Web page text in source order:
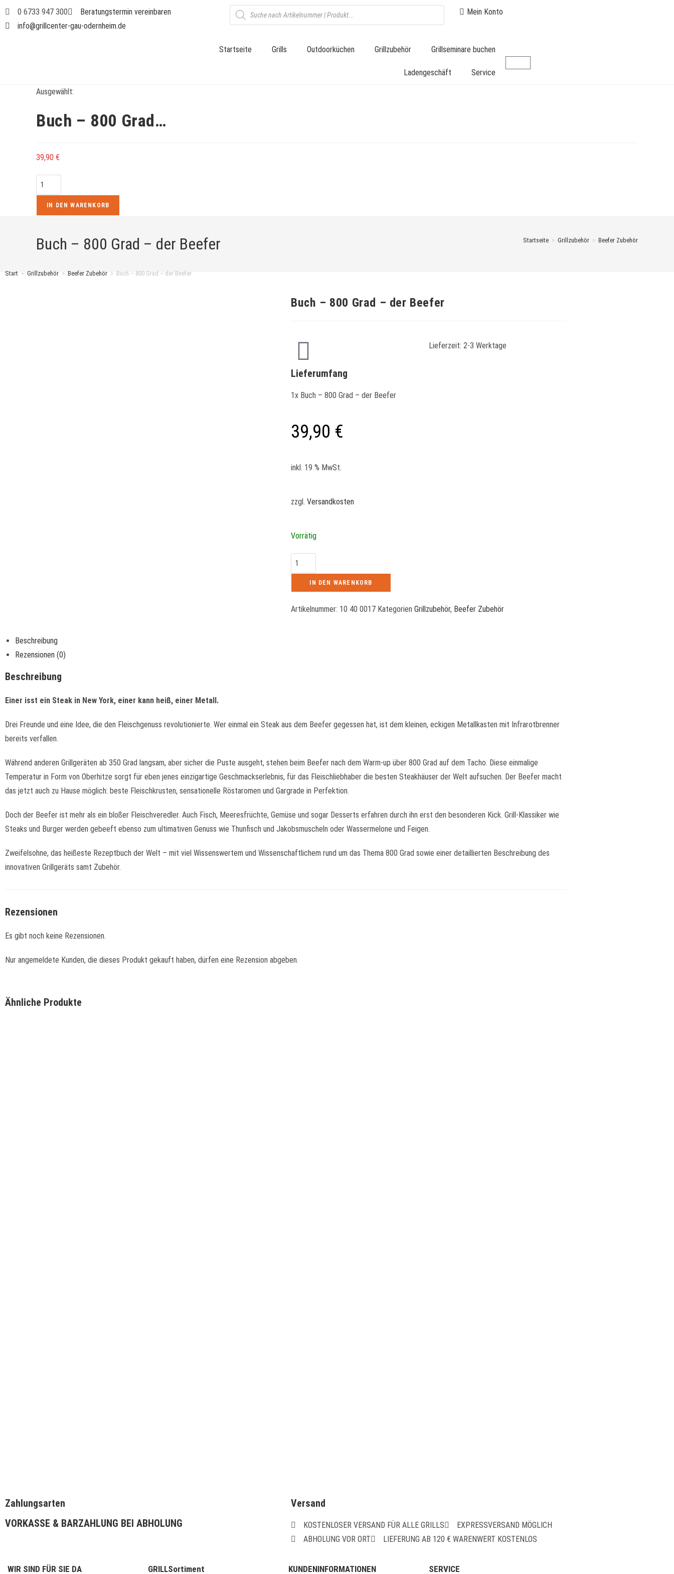
0 6733 947 300
Beratungstermin vereinbaren
info@grillcenter-gau-odernheim.de
Mein Konto
Startseite Grills Outdoorküchen Grillzubehör Grillseminare buchen
Ladengeschäft
Service
Ausgewählt:
Buch – 800 Grad…
39,90 €
IN DEN WARENKORB
Buch – 800 Grad – der Beefer Startseite > Grillzubehör > Beefer Zubehör
Start > Grillzubehör > Beefer Zubehör > Buch – 800 Grad – der Beefer
Buch – 800 Grad – der Beefer
Lieferzeit: 2-3 Werktage
Lieferumfang
1x Buch – 800 Grad – der Beefer
39,90 €
inkl. 19 % MwSt.
zzgl. Versandkosten
Vorrätig
IN DEN WARENKORB
Artikelnummer: 10 40 0017 Kategorien Grillzubehör, Beefer Zubehör
Beschreibung
Rezensionen (0)
Beschreibung
Einer isst ein Steak in New York, einer kann heiß, einer Metall.
Drei Freunde und eine Idee, die den Fleischgenuss revolutionierte. Wer einmal ein Steak aus dem Beefer gegessen hat, ist dem kleinen, eckigen Metallkasten mit Infrarotbrenner
bereits verfallen.
Während anderen Grillgeräten ab 350 Grad langsam, aber sicher die Puste ausgeht, stehen beim Beefer nach dem Warm-up über 800 Grad auf dem Tacho. Diese einmalige
Temperatur in Form von Oberhitze sorgt für eben jenes einzigartige Geschmackserlebnis, für das Fleischliebhaber die besten Steakhäuser der Welt aufsuchen. Der Beefer macht
das jetzt auch zu Hause möglich: beste Fleischkrusten, sensationelle Röstaromen und Gargrade in Perfektion.
Doch der Beefer ist mehr als ein bloßer Fleischveredler. Auch Fisch, Meeresfrüchte, Gemüse und sogar Desserts erfahren durch ihn erst den besonderen Kick. Grill-Klassiker wie
Steaks und Burger werden gebeeft ebenso zum ultimativen Genuss wie Thunfisch und Jakobsmuscheln oder Wassermelone und Feigen.
Zweifelsohne, das heißeste Rezeptbuch der Welt – mit viel Wissenswertem und Wissenschaftlichem rund um das Thema 800 Grad sowie einer detaillierten Beschreibung des
innovativen Grillgeräts samt Zubehör.
Rezensionen
Es gibt noch keine Rezensionen.
Nur angemeldete Kunden, die dieses Produkt gekauft haben, dürfen eine Rezension abgeben.
Ähnliche Produkte
Zahlungsarten
VORKASSE & BARZAHLUNG BEI ABHOLUNG
Versand
KOSTENLOSER VERSAND FÜR ALLE GRILLS
EXPRESSVERSAND MÖGLICH
ABHOLUNG VOR ORT
LIEFERUNG AB 120 € WARENWERT KOSTENLOS
WIR SIND FÜR SIE DA GRILLSortiment KUNDENINFORMATIONEN SERVICE